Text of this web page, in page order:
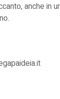
anche in